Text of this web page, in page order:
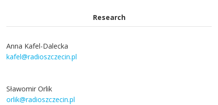
Research
Anna Kafel-Dalecka
kafel@radioszczecin.pl
Sławomir Orlik
orlik@radioszczecin.pl